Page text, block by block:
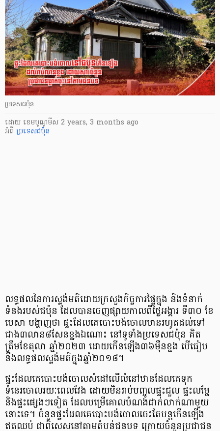
ប្រទេសជប៉ុន
ដោយ ​ ខេមបូណូមីស 2 years, 3 months ago
អំពី ប្រទេសជប៉ុន
លទ្ធផលនៃការស្ទង់មតិដោយក្រសួងកិច្ចការផ្ទៃក្នុង និងទំនាក់
ទំនងរបស់ជប៉ុន ដែលបានចេញផ្សាយកាលពីថ្ងៃអង្គារ ទី៣០ ខែ
មេសា បង្ហាញថា ផ្ទះដែលគេបោះបង់ចោលមានរហូតដល់ទៅ
ជាង៣លាន៨សែនខ្នងឯណោះ នៅទូទាំងប្រទេសជប៉ុន គិត
ត្រឹមខែតុលា ឆ្នាំ២០២៣ ដោយកើនឡើង៣៦ម៉ឺនខ្នង បើធៀប
នឹងលទ្ធផលស្ទង់មតិក្នុងឆ្នាំ២០១៨។
ផ្ទះដែលគេបោះបង់ចោលសំដៅលើលំនៅឋានដែលគេទុក
ទំនេរចោលរយៈពេលវែង ដោយមិនរាប់បញ្ចូលផ្ទះជួល ផ្ទះលម្ហែ
និងផ្ទះផ្សេងៗទៀត ដែលបម្រើគោលបំណងជាក់លាក់ណាមួយ
នោះទេ។ ចំនួនផ្ទះដែលគេបោះបង់ចោលចេះតែបន្តកើនឡើង
ឥតឈប់ ជាពិសេសនៅតាមតំបន់ជនបទ ក្រោយចំនួនប្រជាជន